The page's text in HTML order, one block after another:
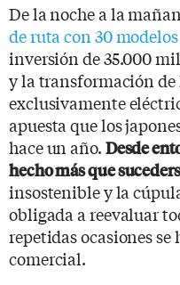
De la noche a la
de ruta con 30
inversión de 35.000
y la transformación de
exclusivamente
apuesta que los
hace un año. Desde
hecho más que
insostenible y la
obligada a reevaluar
repetidas ocasiones
comercial.